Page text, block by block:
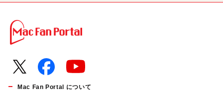
Mac Fan Portal について